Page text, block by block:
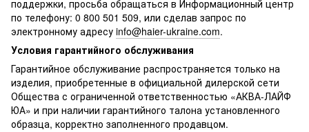
поддержки, просьба обращаться в Информационный центр
по телефону: 0 800 501 509, или сделав запрос по
электронному адресу info@haier-ukraine.com.
Условия гарантийного обслуживания
Гарантийное обслуживание распространяется только на
изделия, приобретенные в официальной дилерской сети
Общества с ограниченной ответственностью «АКВА-ЛАЙФ
ЮА» и при наличии гарантийного талона установленного
образца, корректно заполненного продавцом.